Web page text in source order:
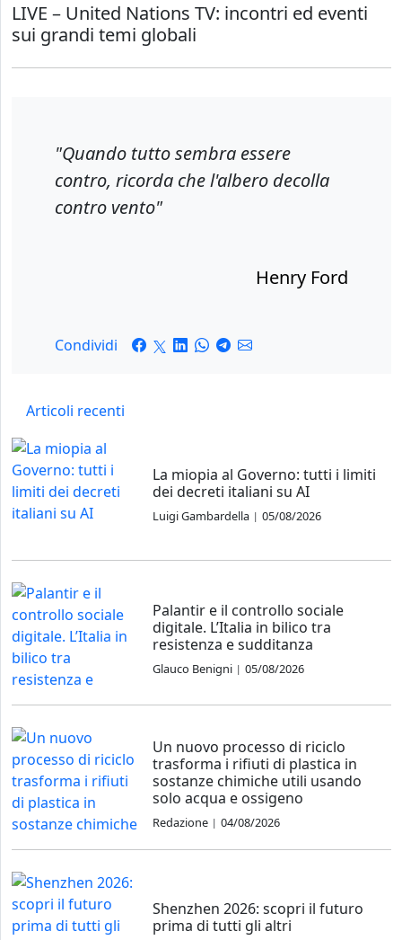
LIVE – United Nations TV: incontri ed eventi
sui grandi temi globali
"Quando tutto sembra essere
contro, ricorda che l'albero decolla
contro vento"
Henry Ford
Condividi
Articoli recenti
La miopia al Governo: tutti i limiti
dei decreti italiani su AI
Luigi Gambardella | 05/08/2026
Palantir e il controllo sociale
digitale. L’Italia in bilico tra
resistenza e sudditanza
Glauco Benigni | 05/08/2026
Un nuovo processo di riciclo
trasforma i rifiuti di plastica in
sostanze chimiche utili usando
solo acqua e ossigeno
Redazione | 04/08/2026
Shenzhen 2026: scopri il futuro
prima di tutti gli altri